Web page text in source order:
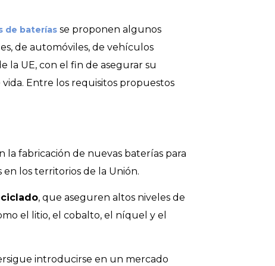
de bateríasse proponen algunos
de automóviles, de vehículos
la UE, con el fin de asegurar su
Entre los requisitos propuestos
la fabricación de nuevas baterías para
en los territorios de la Unión.
, que aseguren altos niveles de
el litio, el cobalto, el níquel y el
introducirse en un mercado